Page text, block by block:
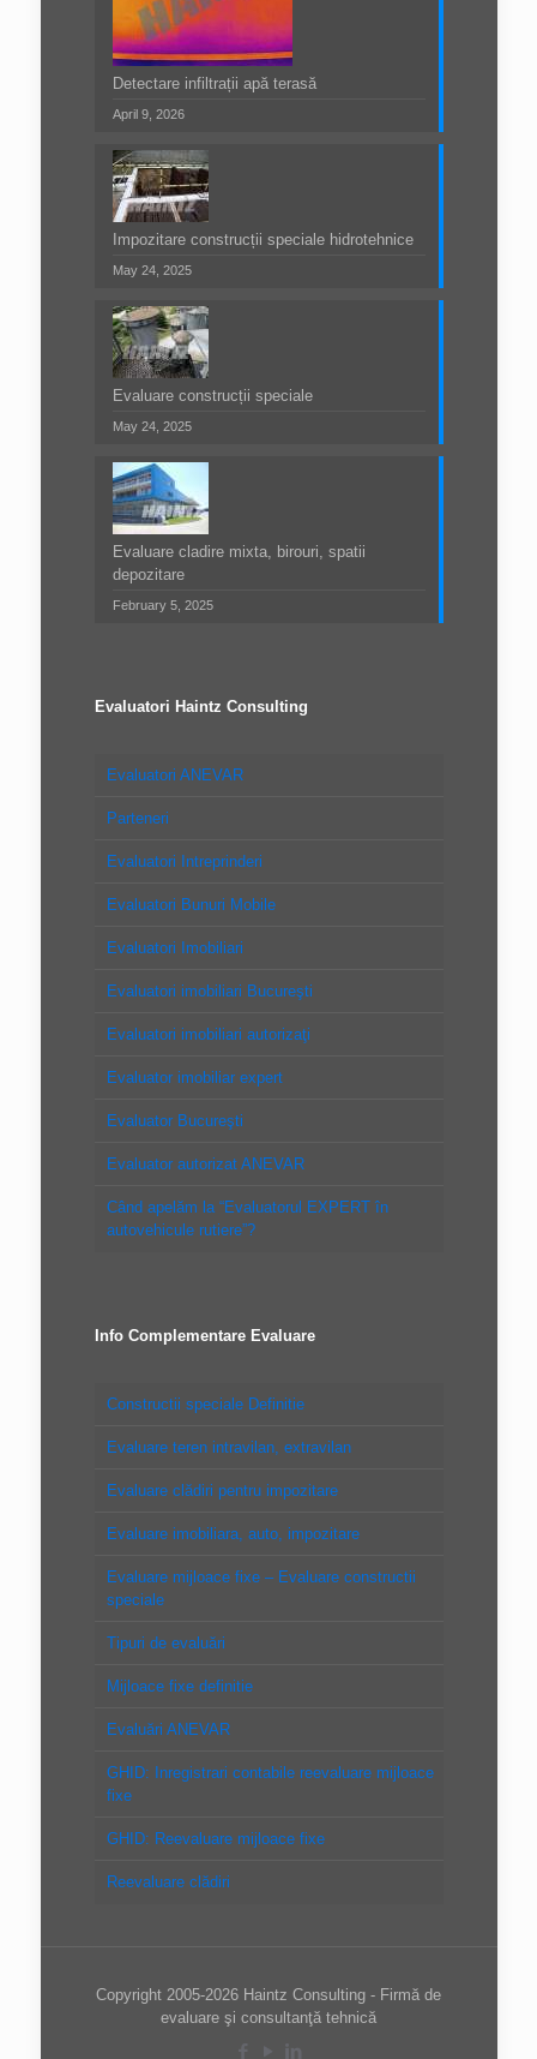
Detectare infiltrații apă terasă
April 9, 2026
Impozitare construcții speciale hidrotehnice
May 24, 2025
Evaluare construcții speciale
May 24, 2025
Evaluare cladire mixta, birouri, spatii
depozitare
February 5, 2025
Evaluatori Haintz Consulting
Evaluatori ANEVAR
Parteneri
Evaluatori Intreprinderi
Evaluatori Bunuri Mobile
Evaluatori Imobiliari
Evaluatori imobiliari Bucureşti
Evaluatori imobiliari autorizaţi
Evaluator imobiliar expert
Evaluator Bucureşti
Evaluator autorizat ANEVAR
Când apelăm la “Evaluatorul EXPERT în
autovehicule rutiere”?
Info Complementare Evaluare
Constructii speciale Definitie
Evaluare teren intravilan, extravilan
Evaluare clădiri pentru impozitare
Evaluare imobiliara, auto, impozitare
Evaluare mijloace fixe – Evaluare constructii
speciale
Tipuri de evaluări
Mijloace fixe definitie
Evaluări ANEVAR
GHID: Inregistrari contabile reevaluare mijloace
fixe
GHID: Reevaluare mijloace fixe
Reevaluare clădiri
Copyright 2005-2026 Haintz Consulting - Firmă de
evaluare şi consultanţă tehnică